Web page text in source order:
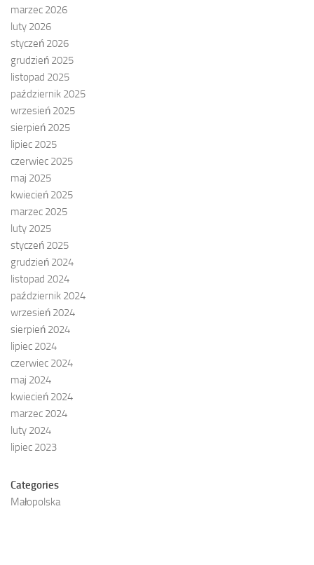
marzec 2026
luty 2026
styczeń 2026
grudzień 2025
listopad 2025
październik 2025
wrzesień 2025
sierpień 2025
lipiec 2025
czerwiec 2025
maj 2025
kwiecień 2025
marzec 2025
luty 2025
styczeń 2025
grudzień 2024
listopad 2024
październik 2024
wrzesień 2024
sierpień 2024
lipiec 2024
czerwiec 2024
maj 2024
kwiecień 2024
marzec 2024
luty 2024
lipiec 2023
Categories
Małopolska